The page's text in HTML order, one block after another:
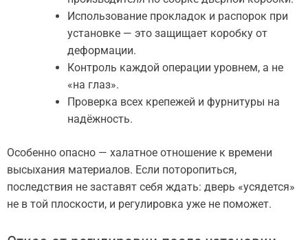
Использование прокладок и распорок при
установке — это защищает коробку от
деформации.
Контроль каждой операции уровнем, а не
«на глаз».
Проверка всех крепежей и фурнитуры на
надёжность.
Особенно опасно — халатное отношение к времени
высыхания материалов. Если поторопиться,
последствия не заставят себя ждать: дверь «усядется»
не в той плоскости, и регулировка уже не поможет.